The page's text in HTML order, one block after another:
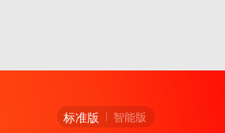
标准版 智能版